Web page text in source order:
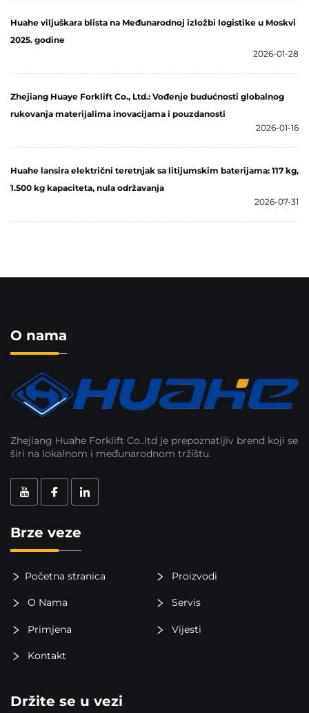
Huahe viljuškara blista na Međunarodnoj izložbi logistike u Moskvi
2025. godine
2026-01-28
Zhejiang Huaye Forklift Co., Ltd.: Vođenje budućnosti globalnog
rukovanja materijalima inovacijama i pouzdanosti
2026-01-16
Huahe lansira električni teretnjak sa litijumskim baterijama: 117 kg,
1.500 kg kapaciteta, nula održavanja
2026-07-31
O nama
Zhejiang Huahe Forklift Co..ltd je prepoznatljiv brend koji se
širi na lokalnom i međunarodnom tržištu.
Brze veze
Početna stranica Proizvodi
O Nama Servis
Primjena Vijesti
Kontakt
Držite se u vezi